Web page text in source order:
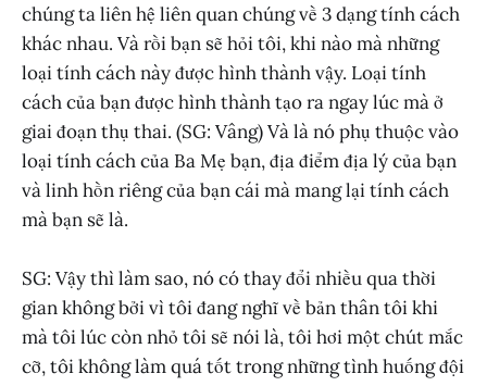
chúng ta liên hệ liên quan chúng về 3 dạng tính cách
khác nhau. Và rồi bạn sẽ hỏi tôi, khi nào mà những
loại tính cách này được hình thành vậy. Loại tính
cách của bạn được hình thành tạo ra ngay lúc mà ở
giai đoạn thụ thai. (SG: Vâng) Và là nó phụ thuộc vào
loại tính cách của Ba Mẹ bạn, địa điểm địa lý của bạn
và linh hồn riêng của bạn cái mà mang lại tính cách
mà bạn sẽ là.
SG: Vậy thì làm sao, nó có thay đổi nhiều qua thời
gian không bởi vì tôi đang nghĩ về bản thân tôi khi
mà tôi lúc còn nhỏ tôi sẽ nói là, tôi hơi một chút mắc
cỡ, tôi không làm quá tốt trong những tình huống đội